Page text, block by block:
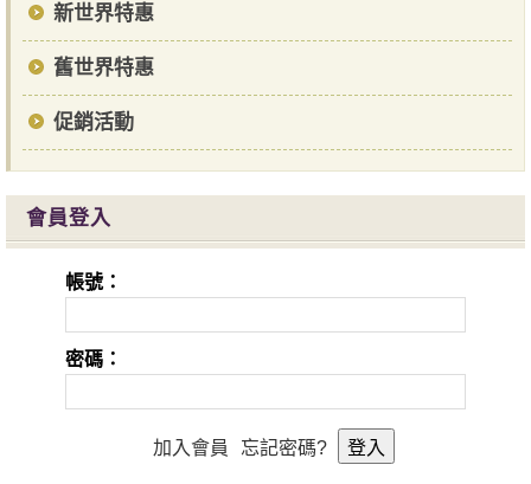
新世界特惠
舊世界特惠
促銷活動
會員登入
帳號：
密碼：
加入會員 忘記密碼?